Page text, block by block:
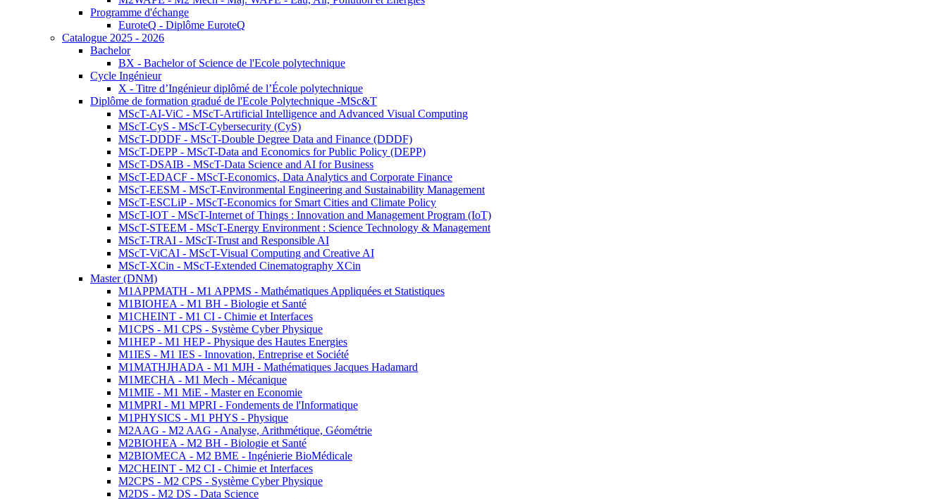
Programme d'échange
EuroteQ - Diplôme EuroteQ
Catalogue 2025 - 2026
Bachelor
BX - Bachelor of Science de l'Ecole polytechnique
Cycle Ingénieur
X - Titre d’Ingénieur diplômé de l’École polytechnique
Diplôme de formation gradué de l'Ecole Polytechnique -MSc&T
MScT-AI-ViC - MScT-Artificial Intelligence and Advanced Visual Computing
MScT-CyS - MScT-Cybersecurity (CyS)
MScT-DDDF - MScT-Double Degree Data and Finance (DDDF)
MScT-DEPP - MScT-Data and Economics for Public Policy (DEPP)
MScT-DSAIB - MScT-Data Science and AI for Business
MScT-EDACF - MScT-Economics, Data Analytics and Corporate Finance
MScT-EESM - MScT-Environmental Engineering and Sustainability Management
MScT-ESCLiP - MScT-Economics for Smart Cities and Climate Policy
MScT-IOT - MScT-Internet of Things : Innovation and Management Program (IoT)
MScT-STEEM - MScT-Energy Environment : Science Technology & Management
MScT-TRAI - MScT-Trust and Responsible AI
MScT-ViCAI - MScT-Visual Computing and Creative AI
MScT-XCin - MScT-Extended Cinematography XCin
Master (DNM)
M1APPMATH - M1 APPMS - Mathématiques Appliquées et Statistiques
M1BIOHEA - M1 BH - Biologie et Santé
M1CHEINT - M1 CI - Chimie et Interfaces
M1CPS - M1 CPS - Système Cyber Physique
M1HEP - M1 HEP - Physique des Hautes Energies
M1IES - M1 IES - Innovation, Entreprise et Société
M1MATHJHADA - M1 MJH - Mathématiques Jacques Hadamard
M1MECHA - M1 Mech - Mécanique
M1MIE - M1 MiE - Master en Economie
M1MPRI - M1 MPRI - Fondements de l'Informatique
M1PHYSICS - M1 PHYS - Physique
M2AAG - M2 AAG - Analyse, Arithmétique, Géométrie
M2BIOHEA - M2 BH - Biologie et Santé
M2BIOMECA - M2 BME - Ingénierie BioMédicale
M2CHEINT - M2 CI - Chimie et Interfaces
M2CPS - M2 CPS - Système Cyber Physique
M2DS - M2 DS - Data Science